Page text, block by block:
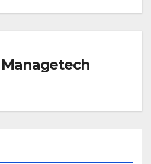
Managetech